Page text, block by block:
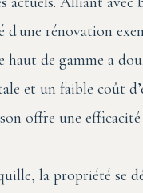
d'une rénovation
haut de gamme a
et un faible coût
offre une
la propriété se